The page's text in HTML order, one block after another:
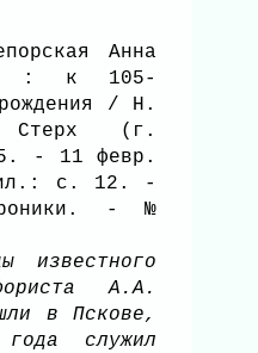
Анна
: к 105-
/ Н.
(г.
- 11 февр.
с. 12. -
- №
известного
А.А.
в Пскове,
служил